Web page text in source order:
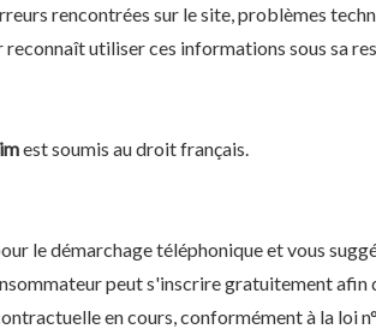
rencontrées sur le site, problèmes
utiliser ces informations sous sa
est soumis au droit français.
le démarchage téléphonique et vous
peut s'inscrire gratuitement afin
en cours, conformément à la loi